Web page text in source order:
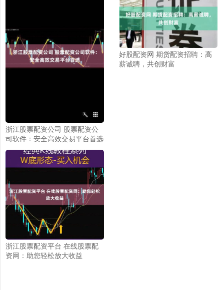
浙江股票配资公司 股票配资公
司软件：安全高效交易平台首选
好股配资网 期货配资招聘：高
薪诚聘，共创财富
浙江股票配资平台 在线股票配
资网：助您轻松放大收益